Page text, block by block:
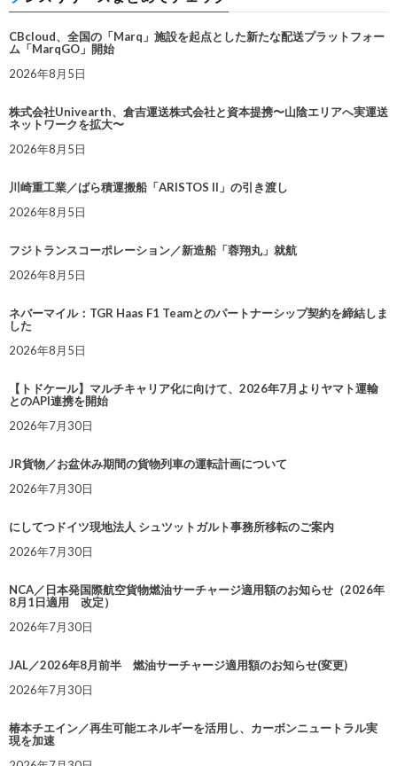
CBcloud、全国の「Marq」施設を起点とした新たな配送プラットフォー
ム「MarqGO」開始
2026年8月5日
株式会社Univearth、倉吉運送株式会社と資本提携〜山陰エリアへ実運送
ネットワークを拡大〜
2026年8月5日
川崎重工業／ばら積運搬船「ARISTOS II」の引き渡し
2026年8月5日
フジトランスコーポレーション／新造船「蓉翔丸」就航
2026年8月5日
ネバーマイル：TGR Haas F1 Teamとのパートナーシップ契約を締結しま
した
2026年8月5日
【トドケール】マルチキャリア化に向けて、2026年7月よりヤマト運輸
とのAPI連携を開始
2026年7月30日
JR貨物／お盆休み期間の貨物列車の運転計画について
2026年7月30日
にしてつドイツ現地法人 シュツットガルト事務所移転のご案内
2026年7月30日
NCA／日本発国際航空貨物燃油サーチャージ適用額のお知らせ（2026年
8月1日適用 改定）
2026年7月30日
JAL／2026年8月前半 燃油サーチャージ適用額のお知らせ(変更)
2026年7月30日
椿本チエイン／再生可能エネルギーを活用し、カーボンニュートラル実
現を加速